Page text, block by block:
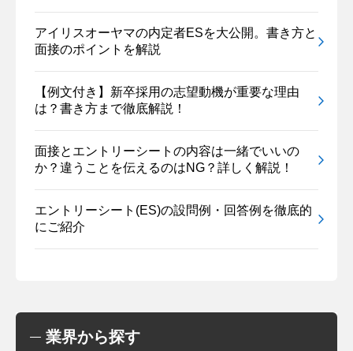
アイリスオーヤマの内定者ESを大公開。書き方と
面接のポイントを解説
【例文付き】新卒採用の志望動機が重要な理由
は？書き方まで徹底解説！
面接とエントリーシートの内容は一緒でいいの
か？違うことを伝えるのはNG？詳しく解説！
エントリーシート(ES)の設問例・回答例を徹底的
にご紹介
業界から探す